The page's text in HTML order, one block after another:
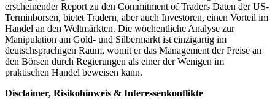
erscheinender Report zu den Commitment of Traders Daten der US-
Terminbörsen, bietet Tradern, aber auch Investoren, einen Vorteil im
Handel an den Weltmärkten. Die wöchentliche Analyse zur
Manipulation am Gold- und Silbermarkt ist einzigartig im
deutschsprachigen Raum, womit er das Management der Preise an
den Börsen durch Regierungen als einer der Wenigen im
praktischen Handel beweisen kann.
Disclaimer, Risikohinweis & Interessenkonflikte